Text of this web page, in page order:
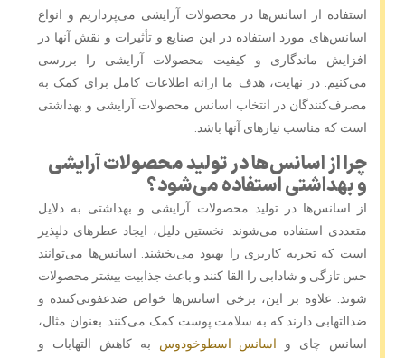
استفاده از اسانس‌ها در محصولات آرایشی می‌پردازیم و انواع
اسانس‌های مورد استفاده در این صنایع و تأثیرات و نقش آنها در
افزایش ماندگاری و کیفیت محصولات آرایشی را بررسی
می‌کنیم. در نهایت، هدف ما ارائه اطلاعات کامل برای کمک به
مصرف‌کنندگان در انتخاب اسانس محصولات آرایشی و بهداشتی
است که مناسب نیازهای آنها باشد.
چرا از اسانس‌ها در تولید محصولات آرایشی
و بهداشتی استفاده می‌شود؟
از اسانس‌ها در تولید محصولات آرایشی و بهداشتی به دلایل
متعددی استفاده می‌شوند. نخستین دلیل، ایجاد عطرهای دلپذیر
است که تجربه کاربری را بهبود می‌بخشند. اسانس‌ها می‌توانند
حس تازگی و شادابی را القا کنند و باعث جذابیت بیشتر محصولات
شوند. علاوه بر این، برخی اسانس‌ها خواص ضدعفونی‌کننده و
ضدالتهابی دارند که به سلامت پوست کمک می‌کنند. بعنوان مثال،
اسانس چای و اسانس اسطوخودوس به کاهش التهابات و